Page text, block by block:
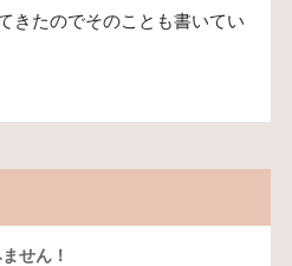
きたのでそのことも書いてい
せん！